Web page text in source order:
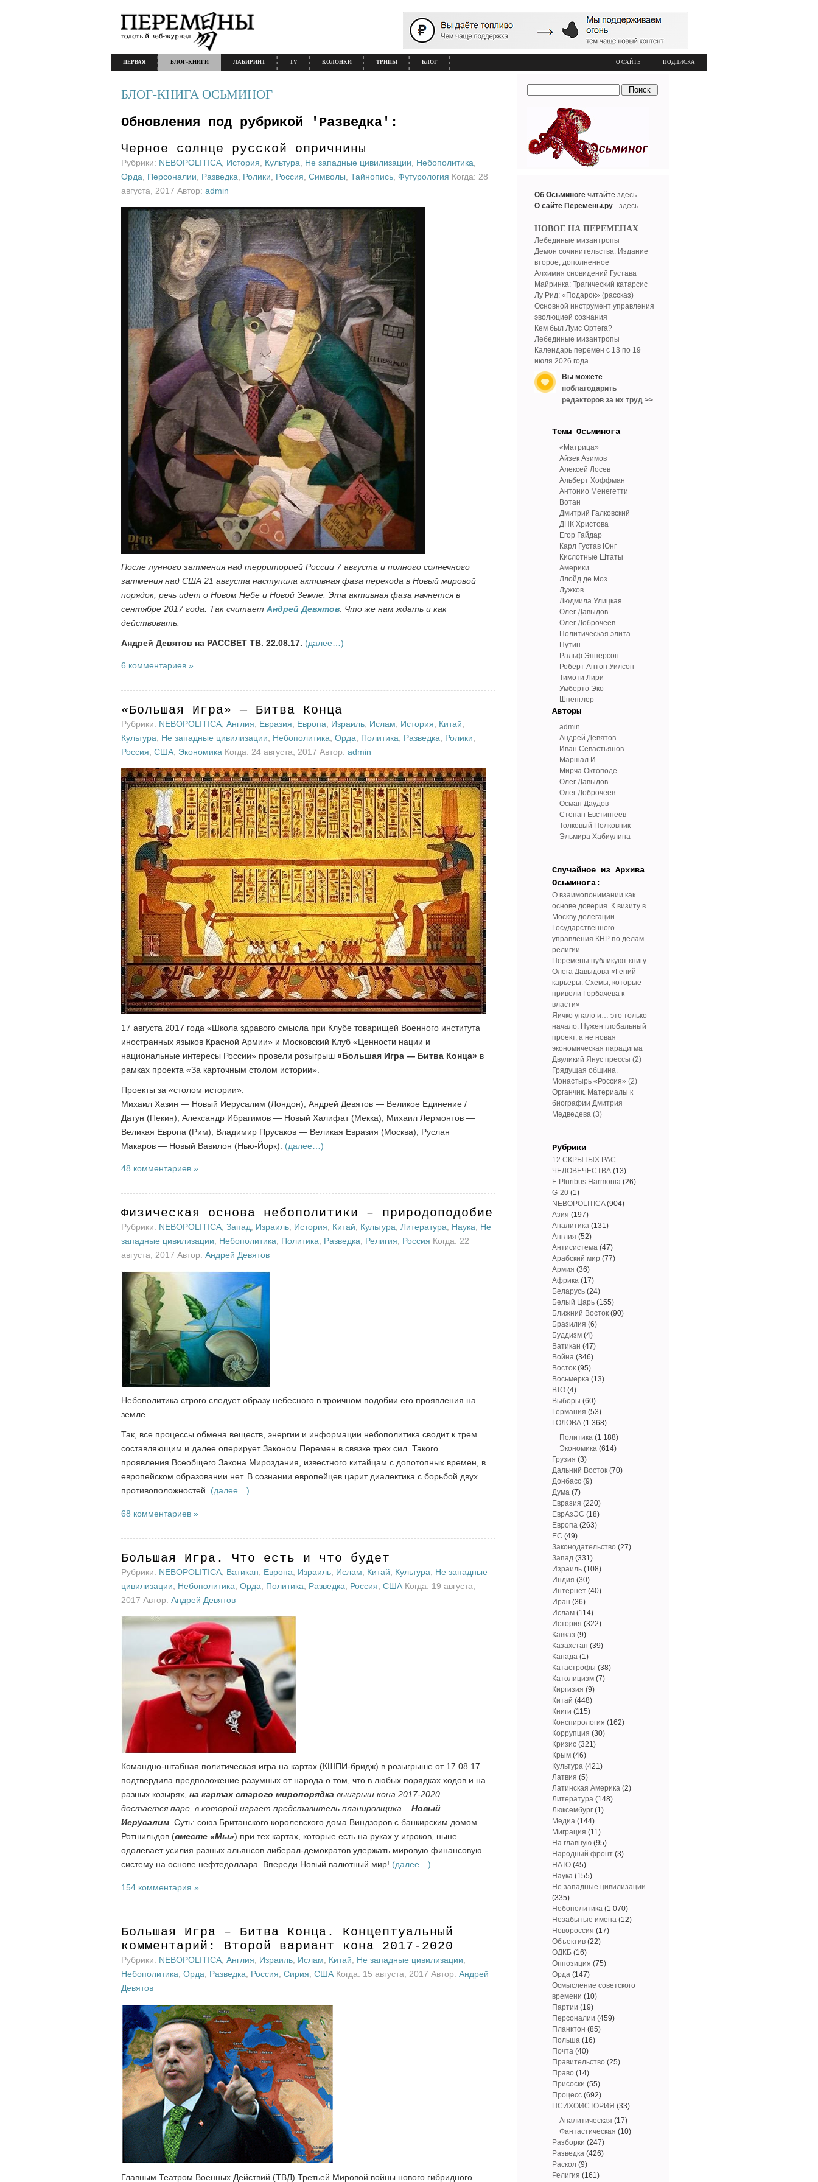
О САЙТЕ ПОДПИСКА
ПЕРВАЯ БЛОГ-КНИГИ ЛАБИРИНТ TV КОЛОНКИ ТРИПЫ БЛОГ
БЛОГ-КНИГА ОСЬМИНОГ
Обновления под рубрикой 'Разведка':
Черное солнце русской опричнины
Рубрики: NEBOPOLITICA История Культура Не западные цивилизации Небополитика
Орда
Персоналии Разведка Ролики Россия Символы Тайнопись Футурология Когда: 28
августа, 2017 Автор: admin
После лунного затмения над территорией России 7 августа и полного солнечного
затмения над США 21 августа наступила активная фаза перехода в Новый мировой
порядок, речь идет о Новом Небе и Новой Земле. Эта активная фаза начнется в
сентябре 2017 года. Так считает Андрей Девятов Что же нам ждать и как
действовать.
Андрей Девятов на РАССВЕТ ТВ. 22.08.17. (далее…)
6 комментариев »
«Большая Игра» — Битва Конца
Рубрики: NEBOPOLITICA Англия Евразия Европа Израиль Ислам История Китай
Культура
Не западные цивилизации Небополитика Орда Политика Разведка Ролики
Россия США Экономика Когда: 24 августа, 2017 Автор: admin
17 августа 2017 года «Школа здравого смысла при Клубе товарищей Военного института
иностранных языков Красной Армии» и Московский Клуб «Ценности нации и
национальные интересы России» провели розыгрыш «Большая Игра — Битва Конца» в
рамках проекта «За карточным столом истории».
Проекты за «столом истории»:
Михаил Хазин — Новый Иерусалим (Лондон), Андрей Девятов — Великое Единение /
Датун (Пекин), Александр Ибрагимов — Новый Халифат (Мекка), Михаил Лермонтов —
Великая Европа (Рим), Владимир Прусаков — Великая Евразия (Москва), Руслан
Макаров — Новый Вавилон (Нью-Йорк). (далее…)
48 комментариев »
Физическая основа небополитики – природоподобие
Рубрики: NEBOPOLITICA Запад Израиль История Китай Культура Литература Наука
Не
западные цивилизации
Небополитика Политика Разведка Религия Россия Когда: 22
августа, 2017 Автор: Андрей Девятов
Небополитика строго следует образу небесного в троичном подобии его проявления на
земле.
Так, все процессы обмена веществ, энергии и информации небополитика сводит к трем
составляющим и далее оперирует Законом Перемен в связке трех сил. Такого
проявления Всеобщего Закона Мироздания, известного китайцам с допотопных времен, в
европейском образовании нет. В сознании европейцев царит диалектика с борьбой двух
противоположностей. (далее…)
68 комментариев »
Большая Игра. Что есть и что будет
Рубрики: NEBOPOLITICA Ватикан Европа Израиль Ислам Китай Культура
Не западные
цивилизации
Небополитика Орда Политика Разведка Россия США Когда: 19 августа,
2017 Автор: Андрей Девятов
Командно-штабная политическая игра на картах (КШПИ-бридж) в розыгрыше от 17.08.17
подтвердила предположение разумных от народа о том, что в любых порядках ходов и на
разных козырях, на картах старого миропорядка выигрыш кона 2017-2020
достается паре, в которой играет представитель планировщика – Новый
Иерусалим. Суть: союз Британского королевского дома Виндзоров с банкирским домом
Ротшильдов (вместе «Мы») при тех картах, которые есть на руках у игроков, ныне
одолевает усилия разных альянсов либерал-демократов удержать мировую финансовую
систему на основе нефтедоллара. Впереди Новый валютный мир! (далее…)
154 комментария »
Большая Игра – Битва Конца. Концептуальный
комментарий: Второй вариант кона 2017-2020
Рубрики: NEBOPOLITICA Англия Израиль Ислам Китай Не западные цивилизации
Небополитика Орда Разведка Россия Сирия США Когда: 15 августа, 2017 Автор: Андрей
Девятов
Главным Театром Военных Действий (ТВД) Третьей Мировой войны нового гибридного
Об Осьминоге читайте здесь.
О сайте Перемены.ру - здесь.
НОВОЕ НА ПЕРЕМЕНАХ
Лебединые мизантропы
Демон сочинительства. Издание
второе, дополненное
Алхимия сновидений Густава
Майринка: Трагический катарсис
Лу Рид: «Подарок» (рассказ)
Основной инструмент управления
эволюцией сознания
Кем был Луис Ортега?
Лебединые мизантропы
Календарь перемен с 13 по 19
июля 2026 года
Вы можете
поблагодарить
редакторов за их труд >>
Tемы Осьминога
«Матрица»
Айзек Азимов
Алексей Лосев
Альберт Хоффман
Антонио Менегетти
Вотан
Дмитрий Галковский
ДНК Христова
Егор Гайдар
Карл Густав Юнг
Кислотные Штаты
Америки
Ллойд де Моз
Лужков
Людмила Улицкая
Олег Давыдов
Олег Доброчеев
Политическая элита
Путин
Ральф Эпперсон
Роберт Антон Уилсон
Тимоти Лири
Умберто Эко
Шпенглер
Авторы
admin
Андрей Девятов
Иван Севастьянов
Маршал И
Мирча Октоподе
Олег Давыдов
Олег Доброчеев
Осман Даудов
Степан Евстигнеев
Толковый Полковник
Эльмира Хабиулина
Случайное из Архива
Осьминога:
О взаимопонимании как
основе доверия. К визиту в
Москву делегации
Государственного
управления КНР по делам
религии
Перемены публикуют книгу
Олега Давыдова «Гений
карьеры. Схемы, которые
привели Горбачева к
власти»
Яичко упало и… это только
начало. Нужен глобальный
проект, а не новая
экономическая парадигма
Двуликий Янус прессы (2)
Грядущая община.
Монастырь «Россия» (2)
Органчик. Материалы к
биографии Дмитрия
Медведева (3)
Рубрики
12 СКРЫТЫХ РАС
ЧЕЛОВЕЧЕСТВА (13)
E Pluribus Harmonia (26)
G-20 (1)
NEBOPOLITICA(904)
Азия (197)
Аналитика (131)
Англия (52)
Антисистема (47)
Арабский мир (77)
Армия (36)
Африка (17)
Беларусь (24)
Белый Царь (155)
Ближний Восток (90)
Бразилия (6)
Буддизм (4)
Ватикан (47)
Война (346)
Восток (95)
Восьмерка (13)
ВТО (4)
Выборы (60)
Германия (53)
ГОЛОВА (1 368)
Политика (1 188)
Экономика (614)
Грузия (3)
Дальний Восток (70)
Донбасс (9)
Дума (7)
Евразия (220)
ЕврАзЭС (18)
Европа (263)
ЕС (49)
Законодательство (27)
Запад (331)
Израиль (108)
Индия (30)
Интернет (40)
Иран (36)
Ислам (114)
История (322)
Кавказ (9)
Казахстан (39)
Канада (1)
Катастрофы (38)
Католицизм (7)
Киргизия (9)
Китай (448)
Книги (115)
Конспирология (162)
Коррупция (30)
Кризис (321)
Крым (46)
Культура (421)
Латвия (5)
Латинская Америка (2)
Литература (148)
Люксембург (1)
Медиа (144)
Миграция (11)
На главную (95)
Народный фронт (3)
НАТО (45)
Наука (155)
Не западные цивилизации
(335)
Небополитика (1 070)
Незабытые имена (12)
Новороссия (17)
Объектив (22)
ОДКБ (16)
Оппозиция (75)
Орда (147)
Осмысление советского
времени (10)
Партии (19)
Персоналии (459)
Планктон (85)
Польша (16)
Почта (40)
Правительство (25)
Право (14)
Присоски (55)
Процесс (692)
ПСИХОИСТОРИЯ (33)
Аналитическая (17)
Фантастическая (10)
Разборки (247)
Разведка (426)
Раскол (9)
Религия (161)